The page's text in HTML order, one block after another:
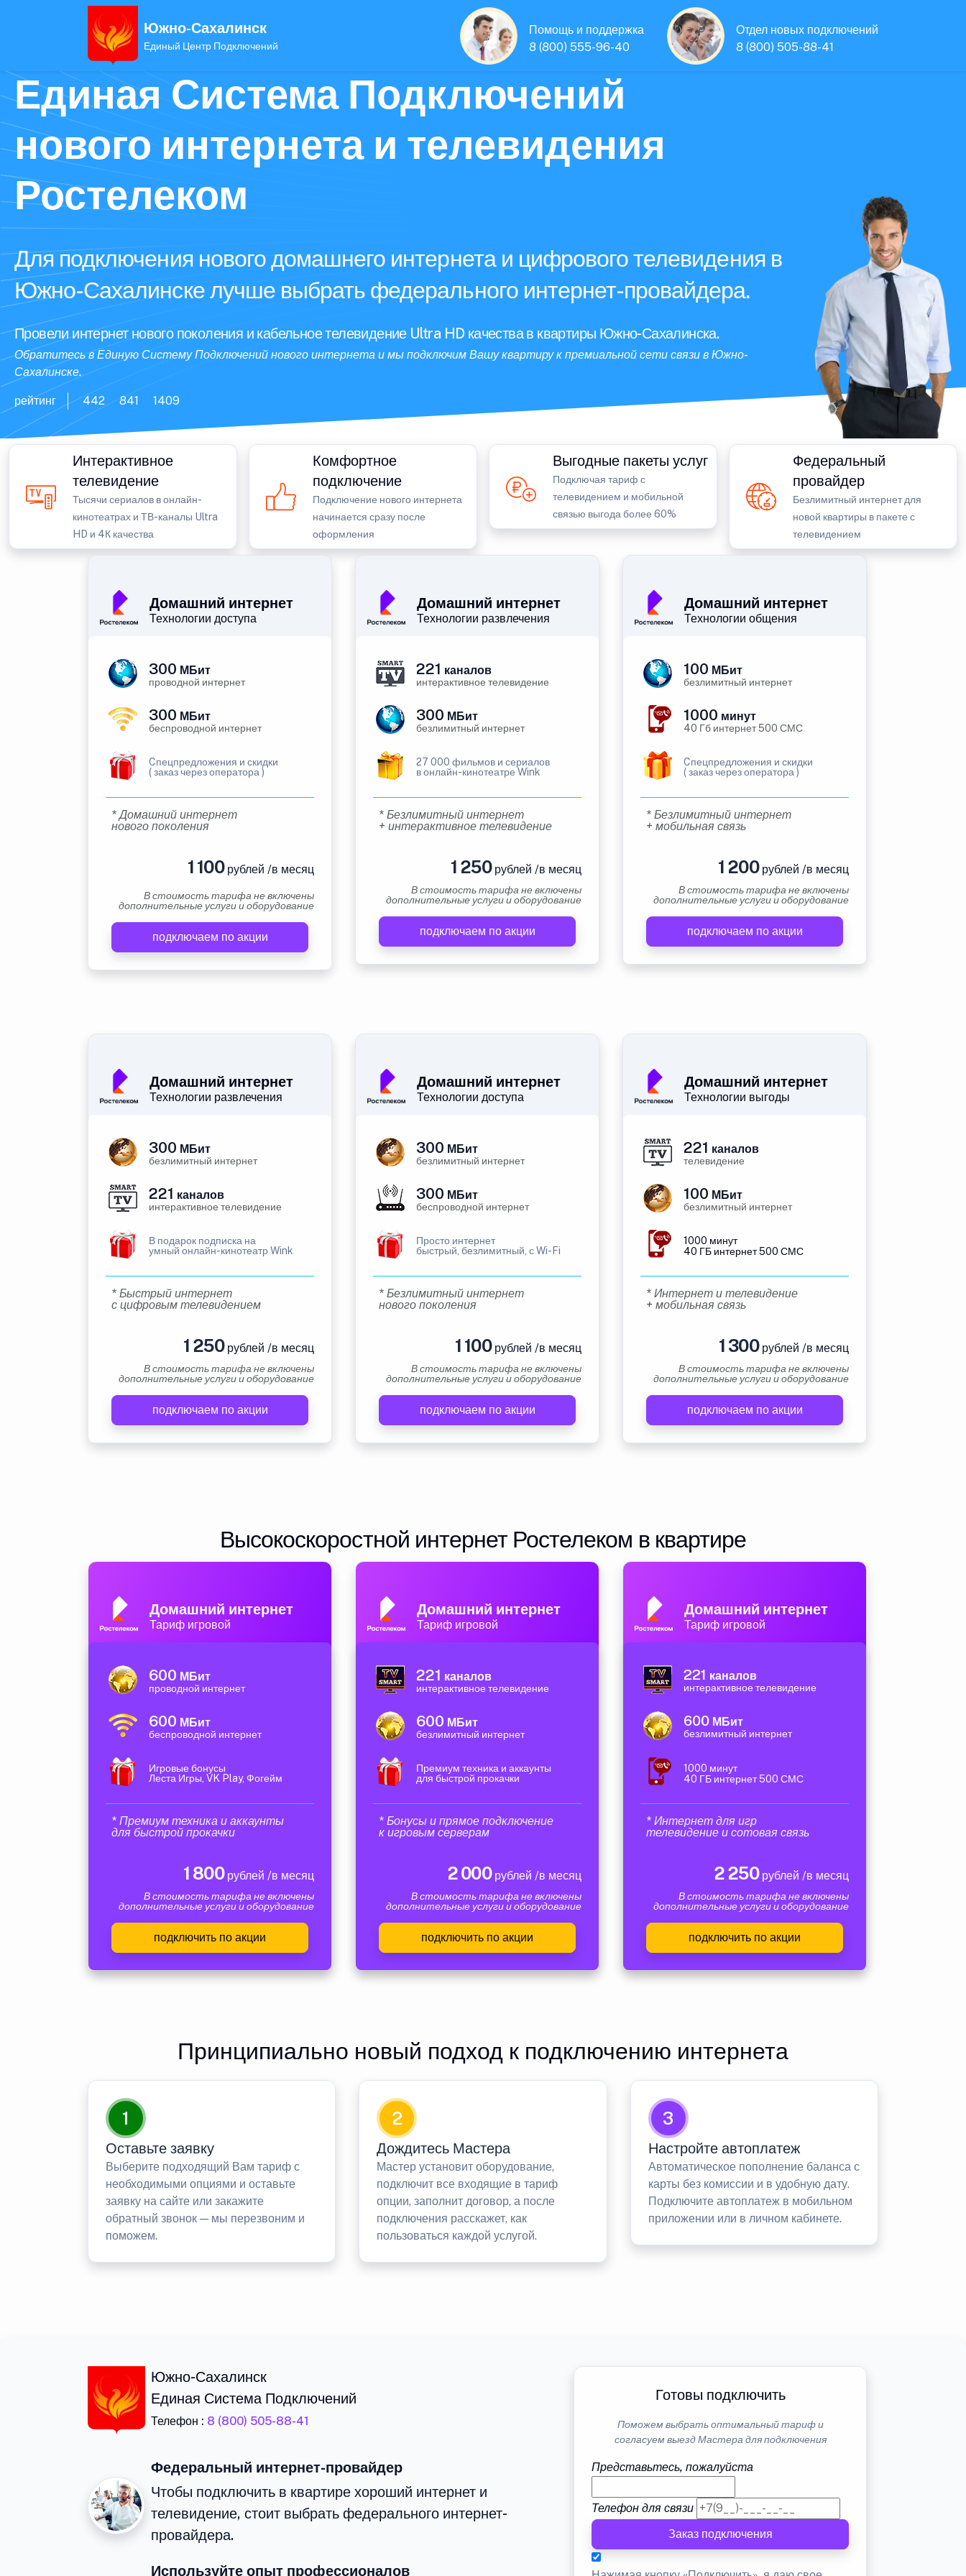
Южно-Сахалинск
Единый Центр Подключений
Помощь и поддержка
8 (800) 555-96-40
Отдел новых подключений
8 (800) 505-88-41
Единая Система Подключений
нового интернета и телевидения
Ростелеком
Для подключения нового домашнего интернета и цифрового телевидения в
Южно-Сахалинске лучше выбрать федерального интернет-провайдера.
Провели интернет нового поколения и кабельное телевидение Ultra HD качества в квартиры Южно-Сахалинска.
Обратитесь в Единую Систему Подключений нового интернета и мы подключим Вашу квартиру к премиальной сети связи в Южно-
Сахалинске.
рейтинг 442 841 1409
Интерактивное
телевидение
Тысячи сериалов в онлайн-
кинотеатрах и ТВ-каналы Ultra
HD и 4К качества
Комфортное
подключение
Подключение нового интернета
начинается сразу после
оформления
Выгодные пакеты услуг
Подключая тариф с
телевидением и мобильной
связью выгода более 60%
Федеральный
провайдер
Безлимитный интернет для
новой квартиры в пакете с
телевидением
Домашний интернет
Технологии доступа
300 МБит
проводной интернет
300 МБит
беспроводной интернет
Cпецпредложения и скидки
( заказ через оператора )
* Домашний интернет
нового поколения
1 100рублей /в месяц
В стоимость тарифа не включены
дополнительные услуги и оборудование
подключаем по акции
Домашний интернет
Технологии развлечения
221 каналов
интерактивное телевидение
300 МБит
безлимитный интернет
27 000 фильмов и сериалов
в онлайн-кинотеатре Wink
* Безлимитный интернет
+ интерактивное телевидение
1 250рублей /в месяц
В стоимость тарифа не включены
дополнительные услуги и оборудование
подключаем по акции
Домашний интернет
Технологии общения
100 МБит
безлимитный интернет
1000 минут
40 Гб интернет 500 СМС
Cпецпредложения и скидки
( заказ через оператора )
* Безлимитный интернет
+ мобильная связь
1 200рублей /в месяц
В стоимость тарифа не включены
дополнительные услуги и оборудование
подключаем по акции
Домашний интернет
Технологии развлечения
300 МБит
безлимитный интернет
221 каналов
интерактивное телевидение
В подарок подписка на
умный онлайн-кинотеатр Wink
* Быстрый интернет
с цифровым телевидением
1 250рублей /в месяц
В стоимость тарифа не включены
дополнительные услуги и оборудование
подключаем по акции
Домашний интернет
Технологии доступа
300 МБит
безлимитный интернет
300 МБит
беспроводной интернет
Просто интернет
быстрый, безлимитный, с Wi-Fi
* Безлимитный интернет
нового поколения
1 100рублей /в месяц
В стоимость тарифа не включены
дополнительные услуги и оборудование
подключаем по акции
Домашний интернет
Технологии выгоды
221 каналов
телевидение
100 МБит
безлимитный интернет
1000 минут
40 ГБ интернет 500 СМС
* Интернет и телевидение
+ мобильная связь
1 300рублей /в месяц
В стоимость тарифа не включены
дополнительные услуги и оборудование
подключаем по акции
Высокоскоростной интернет Ростелеком в квартире
Домашний интернет
Тариф игровой
600 МБит
проводной интернет
600 МБит
беспроводной интернет
Игровые бонусы
Леста Игры, VK Play, Фогейм
* Премиум техника и аккаунты
для быстрой прокачки
1 800рублей /в месяц
В стоимость тарифа не включены
дополнительные услуги и оборудование
подключить по акции
Домашний интернет
Тариф игровой
221 каналов
интерактивное телевидение
600 МБит
безлимитный интернет
Премиум техника и аккаунты
для быстрой прокачки
* Бонусы и прямое подключение
к игровым серверам
2 000рублей /в месяц
В стоимость тарифа не включены
дополнительные услуги и оборудование
подключить по акции
Домашний интернет
Тариф игровой
221 каналов
интерактивное телевидение
600 МБит
безлимитный интернет
1000 минут
40 ГБ интернет 500 СМС
* Интернет для игр
телевидение и сотовая связь
2 250рублей /в месяц
В стоимость тарифа не включены
дополнительные услуги и оборудование
подключить по акции
Принципиально новый подход к подключению интернета
1
Оставьте заявку
Выберите подходящий Вам тариф с
необходимыми опциями и оставьте
заявку на сайте или закажите
обратный звонок — мы перезвоним и
поможем.
2
Дождитесь Мастера
Мастер установит оборудование,
подключит все входящие в тариф
опции, заполнит договор, а после
подключения расскажет, как
пользоваться каждой услугой.
3
Настройте автоплатеж
Автоматическое пополнение баланса с
карты без комиссии и в удобную дату.
Подключите автоплатеж в мобильном
приложении или в личном кабинете.
Южно-Сахалинск
Единая Система Подключений
Телефон : 8 (800) 505-88-41
Федеральный интернет-провайдер
Чтобы подключить в квартире хороший интернет и
телевидение, стоит выбрать федерального интернет-
провайдера.
Используйте опыт профессионалов
Готовы подключить
Поможем выбрать оптимальный тариф и
согласуем выезд Мастера для подключения
Представьтесь, пожалуйста
Телефон для связи
Заказ подключения